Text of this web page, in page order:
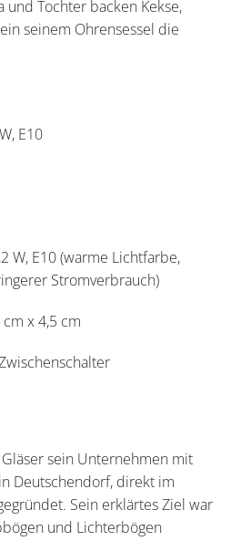
und Tochter backen Kekse,
seinem Ohrensessel die
E10
W, E10 (warme Lichtfarbe,
Stromverbrauch)
x 4,5 cm
sein Unternehmen mit
Deutschendorf, direkt im
Sein erklärtes Ziel war
und Lichterbögen